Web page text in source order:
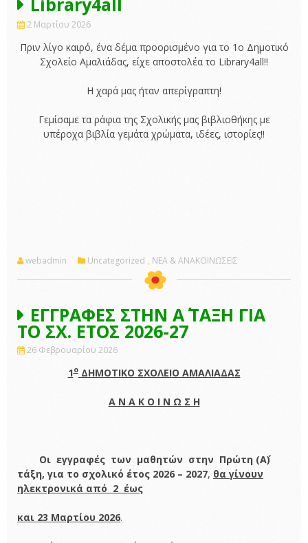
2 Μαρτίου 2026
Πριν λίγο καιρό, ένα δέμα προορισμένο για το 1ο Δημοτικό
Σχολείο Αμαλιάδας, είχε αποστολέα το Library4all!!
Η χαρά μας ήταν απερίγραπτη!
Γεμίσαμε τα ράφια της Σχολικής μας βιβλιοθήκης με
υπέροχα βιβλία γεμάτα χρώματα, ιδέες, ιστορίες!!
webadmin Uncategorized , ΝΕΑ & ΑΝΑΚΟΙΝΩΣΕΙΣ
ΕΓΓΡΑΦΕΣ ΣΤΗΝ Α΄ ΤΑΞΗ ΓΙΑ
ΤΟ ΣΧ. ΕΤΟΣ 2026-27
26 Φεβρουαρίου 2026
1οΔΗΜΟΤΙΚΟ ΣΧΟΛΕΙΟ ΑΜΑΛΙΑΔΑΣ
Α Ν Α Κ Ο Ι Ν Ω Σ Η
Οι εγγραφές των μαθητών στην Πρώτη (Α΄)
τάξη, για το σχολικό έτος 2026 – 2027, θα γίνουν
ηλεκτρονικά από 2 έως
και 23 Μαρτίου 2026.